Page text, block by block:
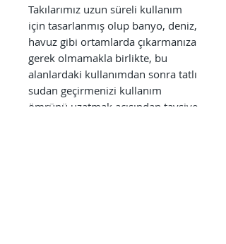
Takılarımız uzun süreli kullanım
için tasarlanmış olup banyo, deniz,
havuz gibi ortamlarda çıkarmanıza
gerek olmamakla birlikte, bu
alanlardaki kullanımdan sonra tatlı
sudan geçirmenizi kullanım
ömrünü uzatmak açısından tavsiye